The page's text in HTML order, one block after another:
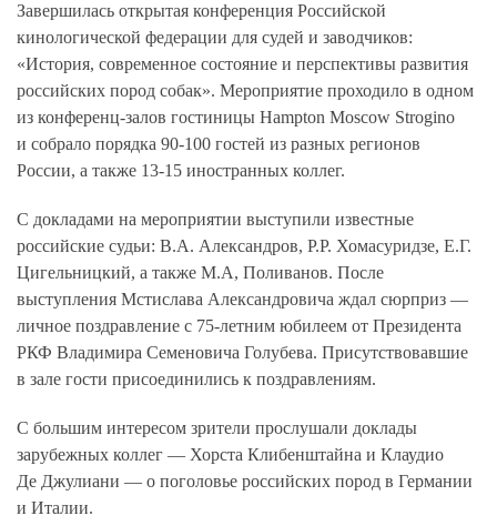
Завершилась открытая конференция Российской
кинологической федерации для судей и заводчиков:
«История, современное состояние и перспективы развития
российских пород собак». Мероприятие проходило в одном
из конференц-залов гостиницы Hampton Moscow Strogino
и собрало порядка 90-100 гостей из разных регионов
России, а также 13-15 иностранных коллег.
С докладами на мероприятии выступили известные
российские судьи: В.А. Александров, Р.Р. Хомасуридзе, Е.Г.
Цигельницкий, а также М.А, Поливанов. После
выступления Мстислава Александровича ждал сюрприз —
личное поздравление с 75-летним юбилеем от Президента
РКФ Владимира Семеновича Голубева. Присутствовавшие
в зале гости присоединились к поздравлениям.
С большим интересом зрители прослушали доклады
зарубежных коллег — Хорста Клибенштайна и Клаудио
Де Джулиани — о поголовье российских пород в Германии
и Италии.